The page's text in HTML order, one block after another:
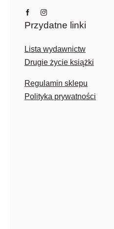
Przydatne linki
Lista wydawnictw
Drugie życie książki
Regulamin sklepu
Polityka prywatności